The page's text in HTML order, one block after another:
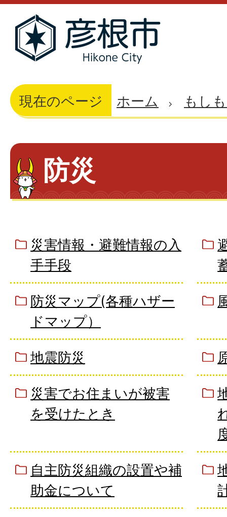
現在のページ ホーム もし
防災
災害情報・避難情報の入
手手段
防災マップ(各種ハザー
ドマップ）
地震防災
災害でお住まいが被害
を受けたとき
自主防災組織の設置や補
助金について